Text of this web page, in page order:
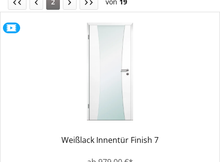
Weißlack Innentür Finish 7